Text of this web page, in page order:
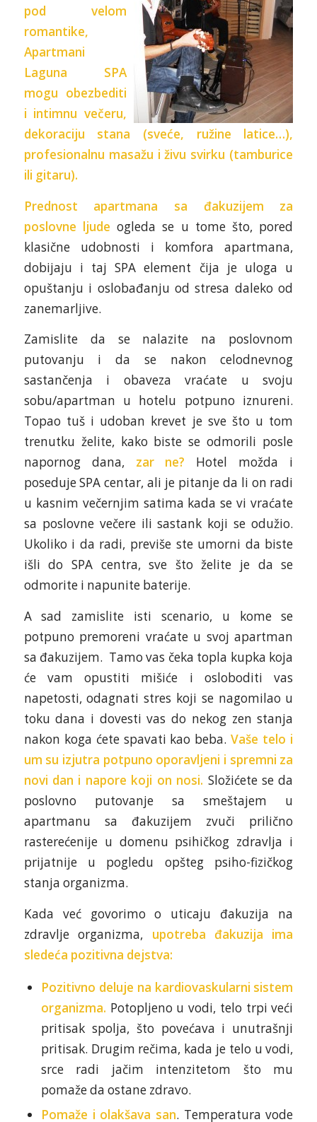
pod velom
romantike,
Apartmani
Laguna SPA
mogu obezbediti
i intimnu večeru,
dekoraciju stana (sveće, ružine latice…),
profesionalnu masažu i živu svirku (tamburice
ili gitaru).
Prednost apartmana sa đakuzijem za
poslovne ljude ogleda se u tome što, pored
klasične udobnosti i komfora apartmana,
dobijaju i taj SPA element čija je uloga u
opuštanju i oslobađanju od stresa daleko od
zanemarljive.
Zamislite da se nalazite na poslovnom
putovanju i da se nakon celodnevnog
sastančenja i obaveza vraćate u svoju
sobu/apartman u hotelu potpuno iznureni.
Topao tuš i udoban krevet je sve što u tom
trenutku želite, kako biste se odmorili posle
napornog dana, zar ne? Hotel možda i
poseduje SPA centar, ali je pitanje da li on radi
u kasnim večernjim satima kada se vi vraćate
sa poslovne večere ili sastank koji se odužio.
Ukoliko i da radi, previše ste umorni da biste
išli do SPA centra, sve što želite je da se
odmorite i napunite baterije.
A sad zamislite isti scenario, u kome se
potpuno premoreni vraćate u svoj apartman
sa đakuzijem. Tamo vas čeka topla kupka koja
će vam opustiti mišiće i osloboditi vas
napetosti, odagnati stres koji se nagomilao u
toku dana i dovesti vas do nekog zen stanja
nakon koga ćete spavati kao beba.Vaše telo i
um su izjutra potpuno oporavljeni i spremni za
novi dan i napore koji on nosi. Složićete se da
poslovno putovanje sa smeštajem u
apartmanu sa đakuzijem zvuči prilično
rasterećenije u domenu psihičkog zdravlja i
prijatnije u pogledu opšteg psiho-fizičkog
stanja organizma.
Kada već govorimo o uticaju đakuzija na
zdravlje organizma, upotreba đakuzija ima
sledeća pozitivna dejstva:
Pozitivno deluje na kardiovaskularni sistem
organizma. Potopljeno u vodi, telo trpi veći
pritisak spolja, što povećava i unutrašnji
pritisak. Drugim rečima, kada je telo u vodi,
srce radi jačim intenzitetom što mu
pomaže da ostane zdravo.
Pomaže i olakšava san. Temperatura vode